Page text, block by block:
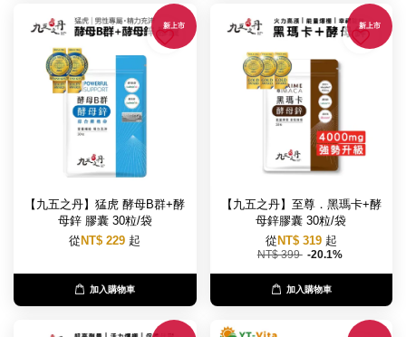
新上市
【九五之丹】猛虎 酵母B群+酵
母鋅 膠囊 30粒/袋
從 NT$ 229 起
加入購物車
新上市
【九五之丹】至尊．黑瑪卡+酵
母鋅膠囊 30粒/袋
從 NT$ 319 起
NT$ 399 -20.1%
加入購物車